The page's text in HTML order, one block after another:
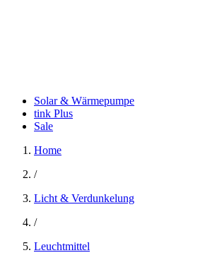
Solar & Wärmepumpe
tink Plus
Sale
Home
/
Licht & Verdunkelung
/
Leuchtmittel